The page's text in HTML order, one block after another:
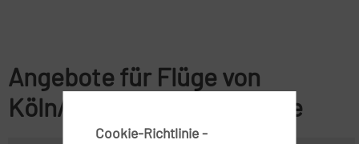
Angebote für Flüge von
Köln/Bonn nach Melbourne
Cookie-Richtlinie -